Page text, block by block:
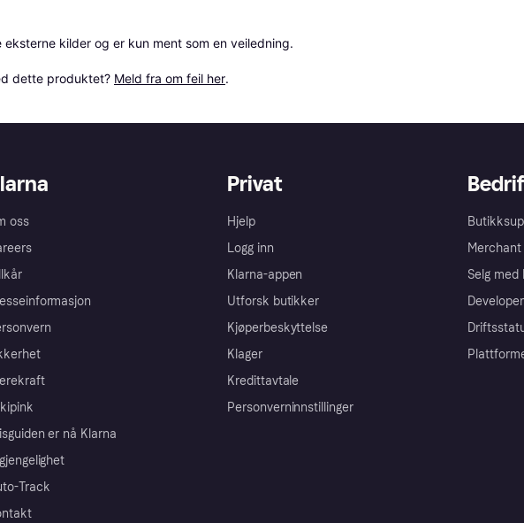
kilder og er kun ment som en veiledning.
dette produktet? Meld fra om feil her.
oss
er nå Klarna
Track
Privat
Hjelp
Logg inn
Klarna-appen
Utforsk butikker
Kjøperbeskyttelse
Klager
Kredittavtale
Personverninnstillinger
Merchant
Selg med